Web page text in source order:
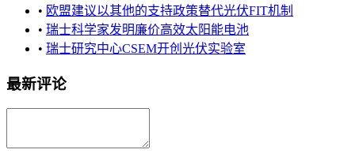
• 欧盟建议以其他的支持政策替代光伏FIT机制
• 瑞士科学家发明廉价高效太阳能电池
• 瑞士研究中心CSEM开创光伏实验室
最新评论